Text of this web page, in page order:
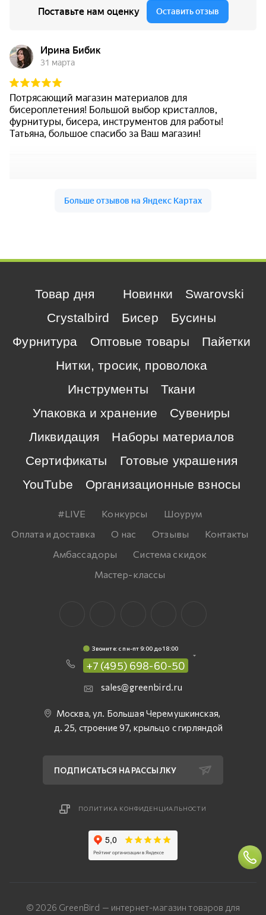
Товар дня Новинки
Swarovski
Crystalbird
Бисер
Бусины
Фурнитура
Оптовые товары
Пайетки
Нитки, тросик, проволока
Инструменты
Ткани
Упаковка и хранение
Сувениры
Ликвидация
Наборы материалов
Сертификаты
Готовые украшения
YouTube
Организационные взносы
#LIVE Конкурсы
Шоурум
Оплата и доставка
О нас Отзывы
Контакты
Амбассадоры
Система скидок
Мастер-классы
Звоните: c пн-пт 9:00 до 18:00
+7 (495) 698-60-50
sales@greenbird.ru
Москва, ул. Большая Черемушкинская,
д. 25, строение 97, крыльцо с гирляндой
ПОДПИСАТЬСЯ НА РАССЫЛКУ
ПОЛИТИКА КОНФИДЕНЦИАЛЬНОСТИ
© 2026 GreenBird — интернет-магазин товаров для